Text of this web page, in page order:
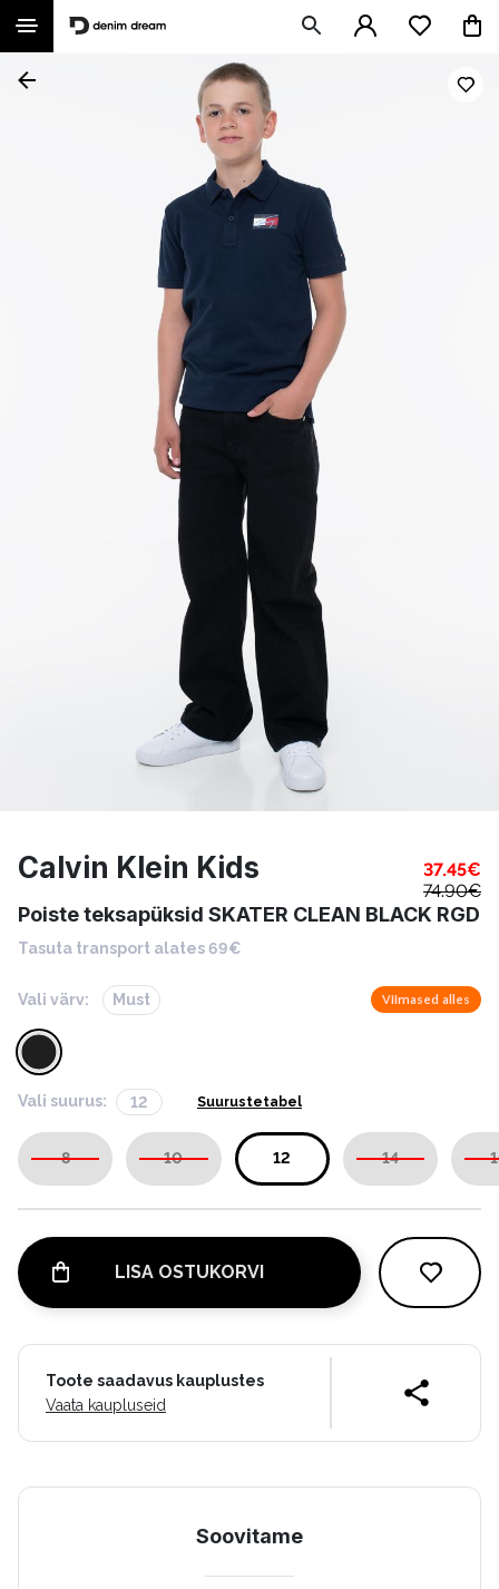
Calvin Klein Kids 37.45€
74.90€
Poiste teksapüksid SKATER CLEAN BLACK RGD
Tasuta transport alates 69€
Vali värv: Must Viimased alles
Vali suurus: 12 Suurustetabel
8 10 12 14
LISA OSTUKORVI
Toote saadavus kauplustes
Vaata kaupluseid
Soovitame